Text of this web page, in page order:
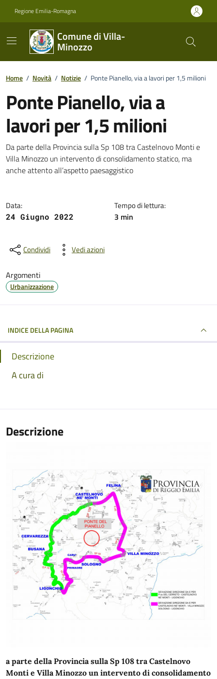
Regione Emilia-Romagna
Comune di Villa-
Minozzo
Home / Novità / Notizie / Ponte Pianello, via a lavori per 1,5 milioni
Ponte Pianello, via a
lavori per 1,5 milioni
Dettagli della notizia
Da parte della Provincia sulla Sp 108 tra Castelnovo Monti e
Villa Minozzo un intervento di consolidamento statico, ma
anche attento all’aspetto paesaggistico
Data:
24 Giugno 2022
Tempo di lettura:
3 min
Condividi Vedi azioni
Argomenti
Urbanizzazione
INDICE DELLA PAGINA
Descrizione
A cura di
Descrizione
a parte della Provincia sulla Sp 108 tra Castelnovo
Monti e Villa Minozzo un intervento di consolidamento